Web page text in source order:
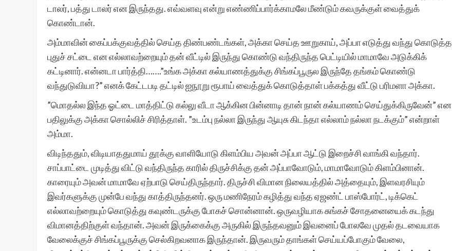
டாலர், பத்து டாலர் என இருந்தது. எவ்வளவு என்று எண்ணிப்பார்க்காமலே மீண்டும் கவருக்குள் வைத்துக்
கொண்டான்.
அம்மாவின் கைப்பக்குவத்தில் செய்த திண்பண்டங்கள், அக்கா செய்த ஊறுகாய், அப்பா எடுத்து வந்து கொடுத்த
புதுச் சட்டை என எல்லாவற்றையும் தன் வீட்டில் இருந்து கொண்டு வந்திருந்த பெட்டியில் மாமாவே அடுக்கிக்
கட்டினார். என்னடா பார்த்தி…….”உங்க அக்கா கல்யாணத்துக்கு சிங்கப்பூருல இருந்தே தங்கம் கொண்டு
வந்துடுவியா?” எனக் கேட்டபடி தட்டில் ஐநூறு ரூபாய் வைத்துக் கொடுத்தாள் பக்கத்து வீட்டு பரிமளா அக்கா.
”மொதல்ல இந்த ஓட்டை மாத்திட்டு கல்லு வீடா ஆக்கின பின்னாடி தான் நான் கல்யாணம் செய்துக்கிருவேன்” என
பதிலுக்கு அக்கா சொல்லிச் சிரித்தாள். ”உடம்பு நல்லா இருந்து ஆயுசு கிடந்தா எல்லாம் நல்லா நடக்கும்” என்றாள்
அம்மா.
விடிந்ததும், விடியாததுமாய் தூக்கு வாளியோடு கிளம்பிய அவன் அப்பா ஆட்டு இறைச்சி வாங்கி வந்தார்.
சாப்பாட்டை முடித்து விட்டு வந்திருந்த காரில் திருச்சிக்கு தன் அப்பாவோடும், மாமாவோடும் கிளம்பினான்.
காரையும் அவன் மாமாவே ஏற்பாடு செய்திருந்தார். திருச்சி விமான நிலையத்தில் அத்தையும், இளவரசியும்
இவர்களுக்கு முன்பே வந்து காத்திருந்தனர். ஒரு மணிநேரம் கழித்து வந்த ஏஜண்ட் பாஸ்போர்ட், டிக்கெட்
எல்லாவற்றையும் கொடுத்து கவுண்டருக்கு போகச் சொன்னான். ஒருவழியாக சுங்கச் சோதனையைக் கடந்து
விமானத்திற்குள் வந்தான். அவன் இருக்கைக்கு அருகில் இருந்தவனும் இவனைப் போலவே முதல் தடவையாக
வேலைக்குச் சிங்கப்பூருக்கு செல்கிறவனாக இருந்தான். இருவரும் தாங்கள் செய்யப்போகும் வேலை,